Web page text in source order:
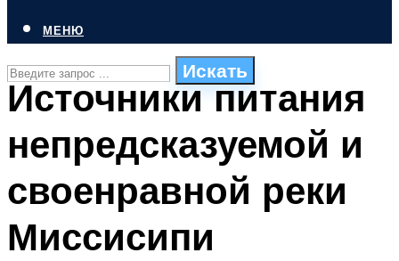
Искать
ПЛАВАНЬЕ ДЛЯ ДЕТЕЙ
БАССЕЙН ДЛЯ ДОМА
МЕНЮ
Источники питания
непредсказуемой и
своенравной реки
Миссисипи